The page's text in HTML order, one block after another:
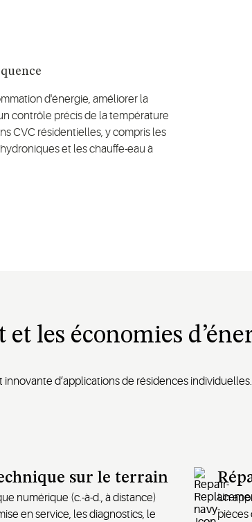
d'énergie, améliorer la
contrôle précis de la température
CVC résidentielles, y compris les
et les chauffe-eau à
les économies
d’applications de résidences
sur le terrain
numérique (c.-à-d., à distance)
en service, les diagnostics, le
Un
pièces